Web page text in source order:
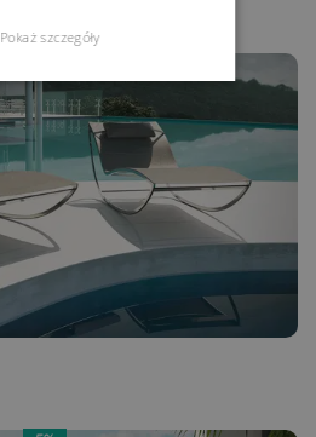
Pokaż szczegóły